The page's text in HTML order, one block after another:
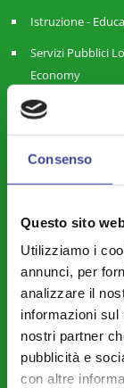
Consenso
Questo sito
Utilizziamo i
annunci, per
analizzare il
informazioni
nostri partner
pubblicità e
con altre
Istruzione -
Servizi Pubblici
Economy
Riforme
Legalità –
Cybersecurity
Piccoli Comuni –
Finanza Locale -
Città
Mobilità -
Europa -